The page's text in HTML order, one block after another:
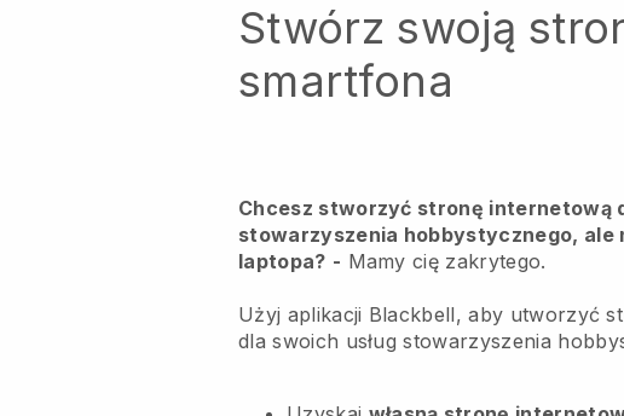
Stwórz swoją
smartfona
Chcesz stworzyć stronę internetową
stowarzyszenia hobbystycznego, ale
laptopa? - Mamy cię zakrytego.
Użyj aplikacji Blackbell, aby utworzyć
dla swoich usług stowarzyszenia